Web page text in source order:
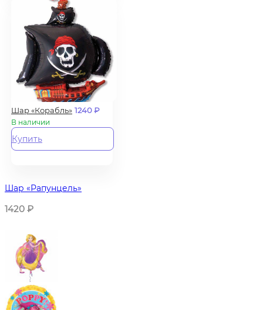
Шар «Корабль» 1240₽
В наличии
Купить
Шар «Рапунцель»
1420 ₽